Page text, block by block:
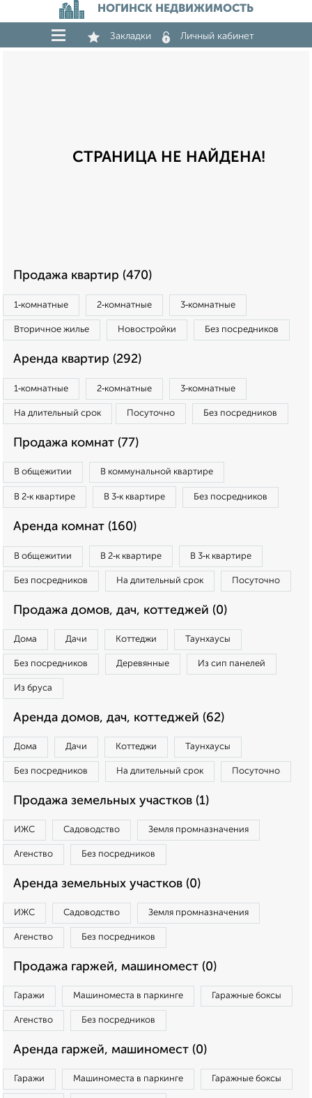
НОГИНСК НЕДВИЖИМОСТЬ
Закладки Личный кабинет
СТРАНИЦА НЕ НАЙДЕНА!
Продажа квартир (470)
1‑комнатные 2‑комнатные 3‑комнатные
Вторичное жилье Новостройки Без посредников
Аренда квартир (292)
1‑комнатные 2‑комнатные 3‑комнатные
На длительный срок Посуточно Без посредников
Продажа комнат (77)
В общежитии В коммунальной квартире
В 2‑к квартире В 3‑к квартире Без посредников
Аренда комнат (160)
В общежитии В 2‑к квартире В 3‑к квартире
Без посредников На длительный срок Посуточно
Продажа домов, дач, коттеджей (0)
Дома Дачи Коттеджи Таунхаусы
Без посредников Деревянные Из сип панелей
Из бруса
Аренда домов, дач, коттеджей (62)
Дома Дачи Коттеджи Таунхаусы
Без посредников На длительный срок Посуточно
Продажа земельных участков (1)
ИЖС Садоводство Земля промназначения
Агенство Без посредников
Аренда земельных участков (0)
ИЖС Садоводство Земля промназначения
Агенство Без посредников
Продажа гаржей, машиномест (0)
Гаражи Машиноместа в паркинге Гаражные боксы
Агенство Без посредников
Аренда гаржей, машиномест (0)
Гаражи Машиноместа в паркинге Гаражные боксы